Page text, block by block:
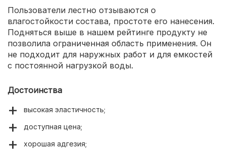
Пользователи лестно отзываются о
влагостойкости состава, простоте его нанесения.
Подняться выше в нашем рейтинге продукту не
позволила ограниченная область применения. Он
не подходит для наружных работ и для емкостей
с постоянной нагрузкой воды.
Достоинства
высокая эластичность;
доступная цена;
хорошая адгезия;